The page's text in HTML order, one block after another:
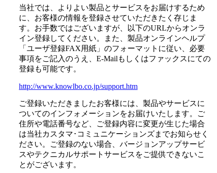
当社では、よりよい製品とサービスをお届けするため
に、お客様の情報を登録させていただきたく存じま
す。お手数ではございますが、以下のURLからオンラ
イン登録してください。また、製品オンラインヘルプ
「ユーザ登録FAX用紙」のフォーマットに従い、必要
事項をご記入のうえ、E-Mailもしくはファックスにての
登録も可能です。
http://www.knowlbo.co.jp/support.htm
ご登録いただきましたお客様には、製品やサービスに
ついてのインフォメーションをお届けいたします。ご
住所や電話番号など、ご登録内容に変更が生じた場合
は当社カスタマ･コミュニケーションズまでお知らせく
ださい。ご登録のない場合、バージョンアップサービ
スやテクニカルサポートサービスをご提供できないこ
とがございます。